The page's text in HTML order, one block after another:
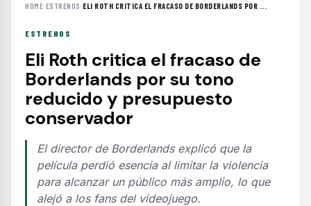
HOME›ESTRENOS ›ELI ROTH CRITICA EL FRACASO DE BORDERLANDS POR ...
ESTRENOS
Eli Roth critica el fracaso de
Borderlands por su tono
reducido y presupuesto
conservador
El director de Borderlands explicó que la
película perdió esencia al limitar la violencia
para alcanzar un público más amplio, lo que
alejó a los fans del videojuego.